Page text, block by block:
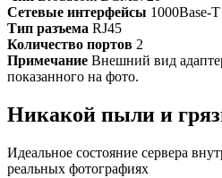
Сетевые интерфейсы 1000Base-T
Тип разъема RJ45
Количество портов 2
Примечание Внешний вид
показанного на фото.
Никакой пыли и
Идеальное состояние сервера
реальных фотографиях